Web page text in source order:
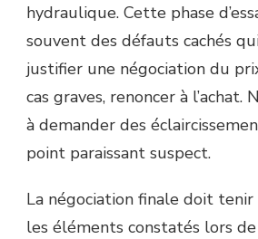
hydraulique. Cette phase
souvent des défauts cachés
justifier une négociation du
cas graves, renoncer à l’achat.
à demander des
point paraissant suspect.
La négociation finale doit
les éléments constatés lors de